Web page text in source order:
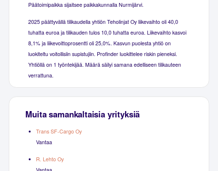
Päätoimipaikka sijaitsee paikkakunnalla Nurmijärvi.
2025 päättyvällä tilikaudella yhtiön Teholinjat Oy liikevaihto oli 40,0
tuhatta euroa ja tilikauden tulos 10,0 tuhatta euroa. Liikevaihto kasvoi
8,1% ja liikevoittoprosentti oli 25,0%. Kasvun puolesta yhtiö on
luokiteltu voitollisiin supistujiin. Profinder luokittelee riskin pieneksi.
Yhtiöllä on 1 työntekijää. Määrä säilyi samana edelliseen tilikauteen
verrattuna.
Muita samankaltaisia yrityksiä
Trans SF-Cargo Oy
Vantaa
R. Lehto Oy